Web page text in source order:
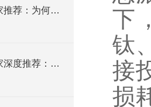
铝屑屑饼机生产厂家推荐：为何恩派特成为金属回收行业的“隐形优选”？
钢渣压饼机生产厂家深度推荐：为何恩派特成为高净值产线的优选
下
钛
接
损